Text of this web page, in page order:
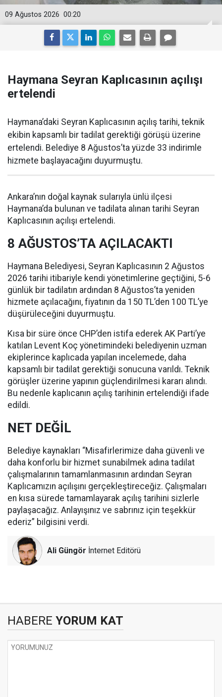
00:20
09 Ağustos 2026
Haymana Seyran Kaplıcasının açılışı
ertelendi
Haymana’daki Seyran Kaplıcasının açılış tarihi, teknik
ekibin kapsamlı bir tadilat gerektiği görüşü üzerine
ertelendi. Belediye 8 Ağustos’ta yüzde 33 indirimle
hizmete başlayacağını duyurmuştu.
Ankara’nın doğal kaynak sularıyla ünlü ilçesi
Haymana’da bulunan ve tadilata alınan tarihi Seyran
Kaplıcasının açılışı ertelendi.
8 AĞUSTOS’TA AÇILACAKTI
Haymana Belediyesi, Seyran Kaplıcasının 2 Ağustos
2026 tarihi itibariyle kendi yönetimlerine geçtiğini, 5-6
günlük bir tadilatın ardından 8 Ağustos’ta yeniden
hizmete açılacağını, fiyatının da 150 TL’den 100 TL’ye
düşürüleceğini duyurmuştu.
Kısa bir süre önce CHP’den istifa ederek AK Parti’ye
katılan Levent Koç yönetimindeki belediyenin uzman
ekiplerince kaplıcada yapılan incelemede, daha
kapsamlı bir tadilat gerektiği sonucuna varıldı. Teknik
görüşler üzerine yapının güçlendirilmesi kararı alındı.
Bu nedenle kaplıcanın açılış tarihinin ertelendiği ifade
edildi.
NET DEĞİL
Belediye kaynakları “Misafirlerimize daha güvenli ve
daha konforlu bir hizmet sunabilmek adına tadilat
çalışmalarının tamamlanmasının ardından Seyran
Kaplıcamızın açılışını gerçekleştireceğiz. Çalışmaları
en kısa sürede tamamlayarak açılış tarihini sizlerle
paylaşacağız. Anlayışınız ve sabrınız için teşekkür
ederiz” bilgisini verdi.
Ali Güngör İnternet Editörü
HABERE YORUM KAT